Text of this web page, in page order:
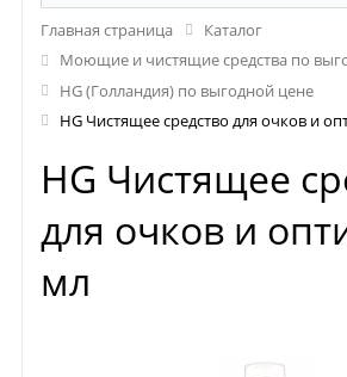
Главная страница
Каталог
Моющие и чистящие средства по
HG (Голландия) по выгодной цене
HG Чистящее средство для очков и
HG Чистящее
для очков и
мл